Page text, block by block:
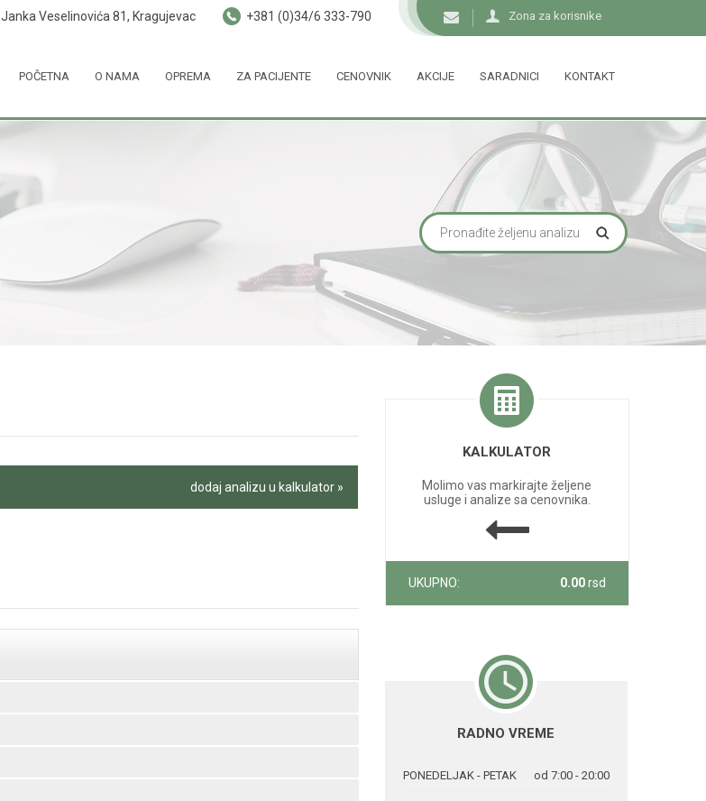
Zona za korisnike
Janka Veselinovića 81, Kragujevac +381 (0)34/6 333-790
POČETNA O NAMA OPREMA ZA PACIJENTE CENOVNIK AKCIJE SARADNICI KONTAKT
dodaj analizu u kalkulator »
KALKULATOR
Molimo vas markirajte željene
usluge i analize sa cenovnika.
UKUPNO: 0.00rsd
RADNO VREME
PONEDELJAK - PETAK od 7:00 - 20:00